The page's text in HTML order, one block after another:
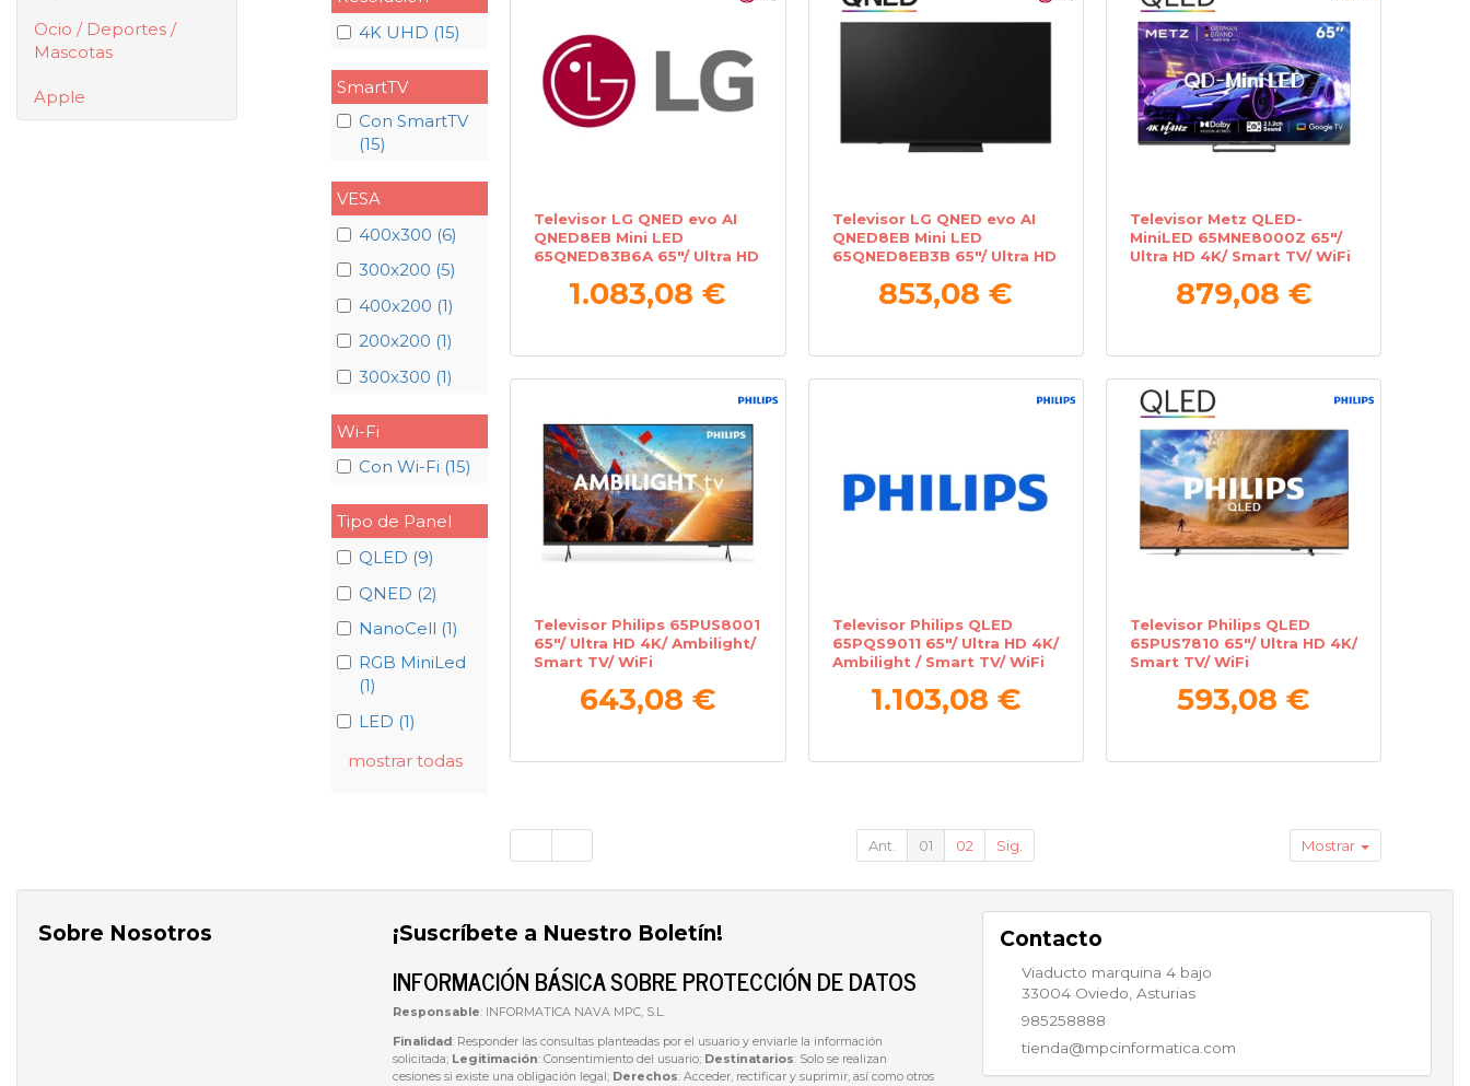
Ocio / Deportes /
Mascotas
Apple
4K UHD (15)
SmartTV
Con SmartTV
(15)
VESA
400x300 (6)
300x200 (5)
400x200 (1)
200x200 (1)
300x300 (1)
Wi-Fi
Con Wi-Fi (15)
Tipo de Panel
QLED (9)
QNED (2)
NanoCell (1)
RGB MiniLed
(1)
LED (1)
mostrar todas
Televisor LG QNED evo AI
QNED8EB Mini LED
65QNED83B6A 65"/ Ultra HD
1.083,08 €
Televisor LG QNED evo AI
QNED8EB Mini LED
65QNED8EB3B 65"/ Ultra HD
853,08 €
Televisor Metz QLED-
MiniLED 65MNE8000Z 65"/
Ultra HD 4K/ Smart TV/ WiFi
879,08 €
Televisor Philips 65PUS8001
65"/ Ultra HD 4K/ Ambilight/
Smart TV/ WiFi
643,08 €
Televisor Philips QLED
65PQS9011 65"/ Ultra HD 4K/
Ambilight / Smart TV/ WiFi
1.103,08 €
Televisor Philips QLED
65PUS7810 65"/ Ultra HD 4K/
Smart TV/ WiFi
593,08 €
Ant. 01 02 Sig. Mostrar
Sobre Nosotros ¡Suscríbete a Nuestro Boletín!
INFORMACIÓN BÁSICA SOBRE PROTECCIÓN DE DATOS
Responsable: INFORMATICA NAVA MPC, S.L.
Finalidad: Responder las consultas planteadas por el usuario y enviarle la información
solicitada; Legitimación: Consentimiento del usuario; Destinatarios: Solo se realizan
cesiones si existe una obligación legal; Derechos: Acceder, rectificar y suprimir, así como otros
Contacto
Viaducto marquina 4 bajo
33004 Oviedo Asturias
985258888
tienda@mpcinformatica.com